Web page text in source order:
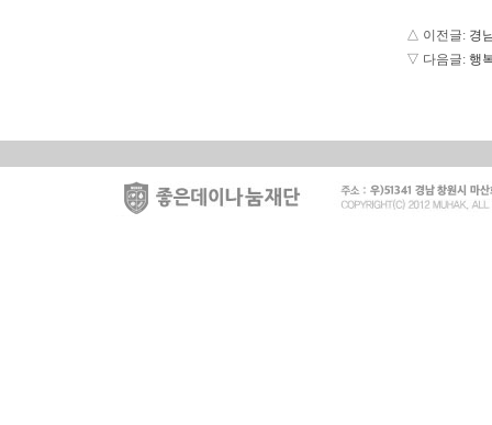
△ 이전글: 경
▽ 다음글: 행